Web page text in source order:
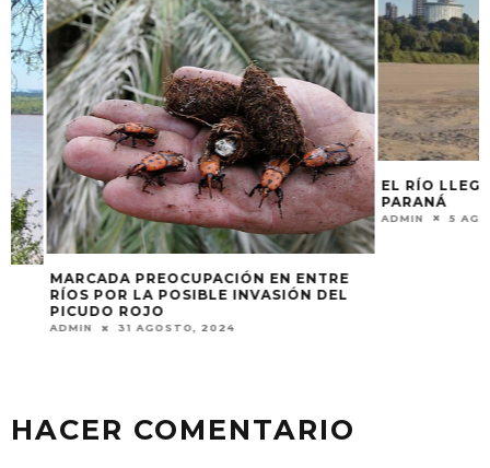
MARCADA PREOCUPACIÓN EN ENTRE
RÍOS POR LA POSIBLE INVASIÓN DEL
PICUDO ROJO
ADMIN 31 AGOSTO, 2024
EL RÍO LLEGÓ A
PARANÁ
ADMIN 5
HACER COMENTARIO